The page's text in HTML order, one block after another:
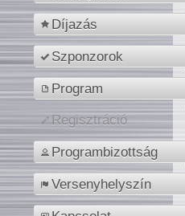
Díjazás
Szponzorok
Program
Regisztráció
Programbizottság
Versenyhelyszín